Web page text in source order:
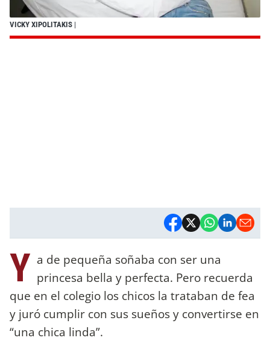
VICKY XIPOLITAKIS |
Y a de pequeña soñaba con ser una
princesa bella y perfecta. Pero recuerda
que en el colegio los chicos la trataban de fea
y juró cumplir con sus sueños y convertirse en
“una chica linda”.